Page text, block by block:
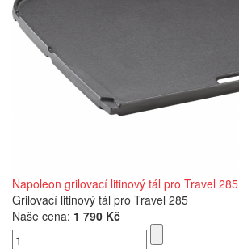
Napoleon grilovací litinový tál pro Travel 285
Grilovací litinový tál pro Travel 285
Naše cena: 1 790 Kč